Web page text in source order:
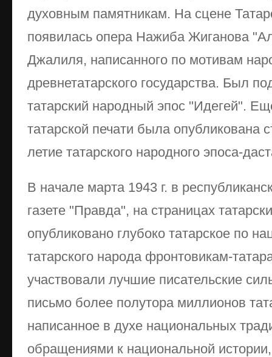
духовным памятникам. На сцене
появилась опера Нажиба Жиганова
Джалиля, написанного по мотивам
древнетатарского государства. Был
татарский народный эпос "Идегей".
татарской печати была опубликована
летие татарского народного эпоса-
В начале марта 1943 г. в
газете "Правда", на страницах
опубликовано глубоко татарское по
татарского народа фронтовикам-
участвовали лучшие писательские
письмо более полутора миллионов
написанное в духе национальных
обращениями к национальной